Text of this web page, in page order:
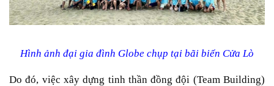
Hình ảnh đại gia đình Globe chụp tại bãi biển Cửa Lò
Do đó, việc xây dựng tinh thần đồng đội (Team Building)